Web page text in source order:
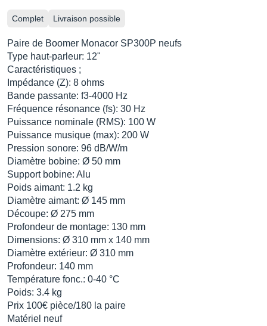
Complet Livraison possible
Paire de Boomer Monacor SP300P neufs
Type haut-parleur: 12"
Caractéristiques ;
Impédance (Z): 8 ohms
Bande passante: f3-4000 Hz
Fréquence résonance (fs): 30 Hz
Puissance nominale (RMS): 100 W
Puissance musique (max): 200 W
Pression sonore: 96 dB/W/m
Diamètre bobine: Ø 50 mm
Support bobine: Alu
Poids aimant: 1.2 kg
Diamètre aimant: Ø 145 mm
Découpe: Ø 275 mm
Profondeur de montage: 130 mm
Dimensions: Ø 310 mm x 140 mm
Diamètre extérieur: Ø 310 mm
Profondeur: 140 mm
Température fonc.: 0-40 °C
Poids: 3.4 kg
Prix 100€ pièce/180 la paire
Matériel neuf